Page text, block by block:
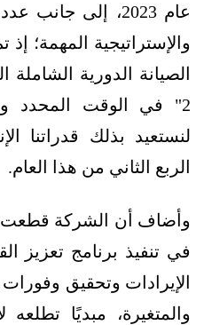
عام 2023، إلى
والإستراتيجية المهمة؛ إذ
الصيانة الدورية
2" في الوقت المحدد
لنستعيد بذلك قدراتنا
الربع الثاني من هذا العام.
وأضاف أن الشركة قطعت
في تنفيذ برنامج تعزيز
الإيرادات وتحقيق وفورات
والمتغيرة، مبديًا